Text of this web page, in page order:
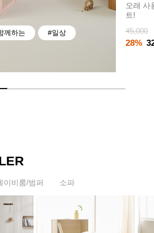
께하는 #일상
오래 사
트!
45,000
28%
이비룸/범퍼 소파